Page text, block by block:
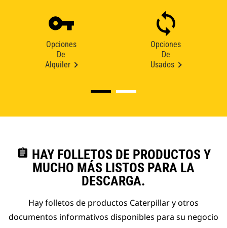
Opciones
De
Alquiler
Opciones
De
Usados
assignment HAY FOLLETOS DE PRODUCTOS Y
MUCHO MÁS LISTOS PARA LA
DESCARGA.
Hay folletos de productos Caterpillar y otros
documentos informativos disponibles para su negocio